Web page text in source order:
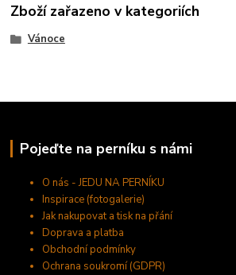
Zboží zařazeno v kategoriích
Vánoce
Pojeďte na perníku s námi
O nás - JEDU NA PERNÍKU
Inspirace (fotogalerie)
Jak nakupovat a tisk na přání
Doprava a platba
Obchodní podmínky
Ochrana soukromí (GDPR)